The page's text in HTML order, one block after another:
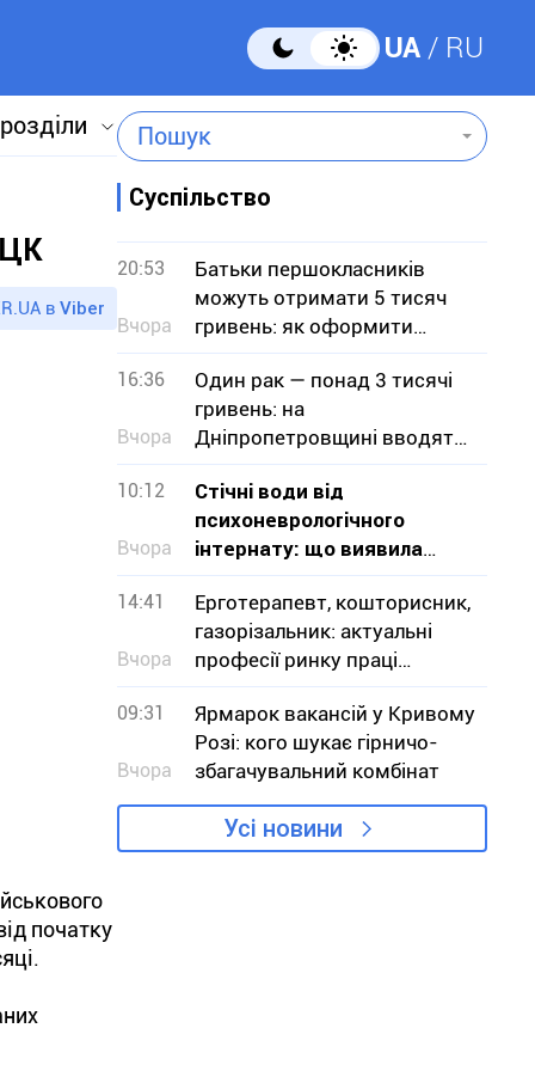
UA RU
Пошук
в Viber
початку
Суспільство
20:53
Вчора
Батьки першокласників
можуть отримати 5 тисяч
гривень: як оформити
«Пакунок школяра»
16:36
Вчора
Один рак — понад 3 тисячі
гривень: на
Дніпропетровщині вводять
заборону на вилов
10:12
Вчора
Стічні води від
психоневрологічного
інтернату: що виявила
перевірка на Криворіжжі
14:41
Вчора
Ерготерапевт, кошторисник,
газорізальник: актуальні
професії ринку праці
Дніпропетровщини в серпні
09:31
Вчора
Ярмарок вакансій у Кривому
Розі: кого шукає гірничо-
збагачувальний комбінат
Усі новини